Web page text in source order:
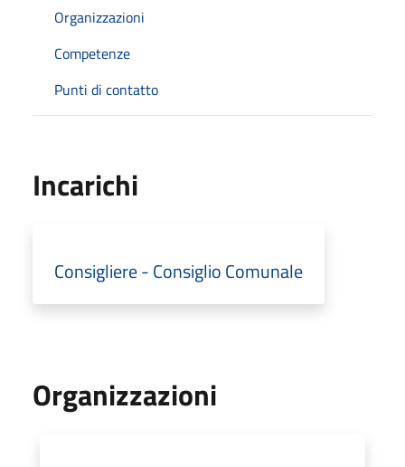
Organizzazioni
Competenze
Punti di contatto
Incarichi
Consigliere - Consiglio Comunale
Organizzazioni